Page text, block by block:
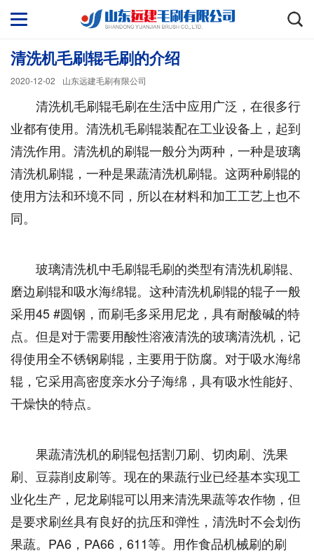
清洗机毛刷辊毛刷的介绍
2020-12-02 山东远建毛刷有限公司
清洗机毛刷辊毛刷在生活中应用广泛，在很多行
业都有使用。清洗机毛刷辊装配在工业设备上，起到
清洗作用。清洗机的刷辊一般分为两种，一种是玻璃
清洗机刷辊，一种是果蔬清洗机刷辊。这两种刷辊的
使用方法和环境不同，所以在材料和加工工艺上也不
同。
玻璃清洗机中毛刷辊毛刷的类型有清洗机刷辊、
磨边刷辊和吸水海绵辊。这种清洗机刷辊的辊子一般
采用45 #圆钢，而刷毛多采用尼龙，具有耐酸碱的特
点。但是对于需要用酸性溶液清洗的玻璃清洗机，记
得使用全不锈钢刷辊，主要用于防腐。对于吸水海绵
辊，它采用高密度亲水分子海绵，具有吸水性能好、
干燥快的特点。
果蔬清洗机的刷辊包括割刀刷、切肉刷、洗果
刷、豆蒜削皮刷等。现在的果蔬行业已经基本实现工
业化生产，尼龙刷辊可以用来清洗果蔬等农作物，但
是要求刷丝具有良好的抗压和弹性，清洗时不会划伤
果蔬。PA6，PA66，611等。用作食品机械刷的刷